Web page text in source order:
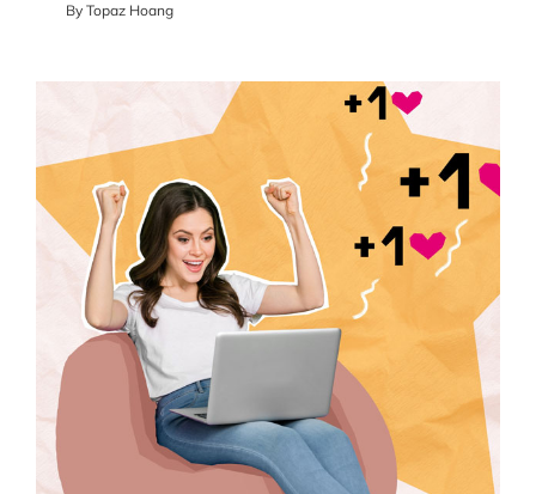
By Topaz Hoang